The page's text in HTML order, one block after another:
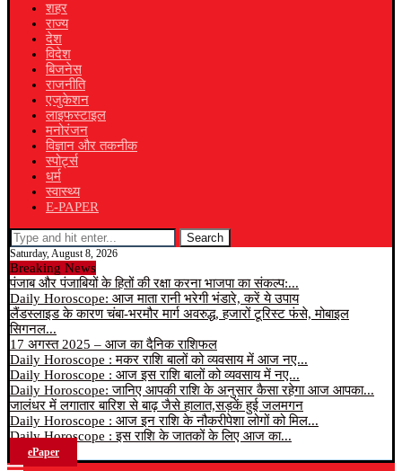
शहर
राज्य
देश
विदेश
बिजनेस
राजनीति
एजुकेशन
लाइफस्टाइल
मनोरंजन
विज्ञान और तकनीक
स्पोर्ट्स
धर्म
स्वास्थ्य
E-PAPER
Search
Saturday, August 8, 2026
Breaking News
पंजाब और पंजाबियों के हितों की रक्षा करना भाजपा का संकल्प:...
Daily Horoscope: आज माता रानी भरेगी भंडारे, करें ये उपाय
लैंडस्लाइड के कारण चंबा-भरमौर मार्ग अवरुद्ध, हजारों टूरिस्ट फंसे, मोबाइल
सिगनल...
17 अगस्त 2025 – आज का दैनिक राशिफल
Daily Horoscope : मकर राशि बालों को व्यवसाय में आज नए...
Daily Horoscope : आज इस राशि बालों को व्यवसाय में नए...
Daily Horoscope: जानिए आपकी राशि के अनुसार कैसा रहेगा आज आपका...
जालंधर में लगातार बारिश से बाढ़ जैसे हालात,सड़कें हुई जलमगन
Daily Horoscope : आज इन राशि के नौकरीपेशा लोगों को मिल...
Daily Horoscope : इस राशि के जातकों के लिए आज का...
ePaper